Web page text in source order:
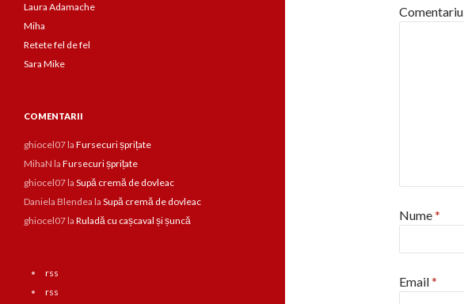
Comentariu
Nume*
Email*
Laura Adamache
Miha
Retete fel de fel
Sara Mike
COMENTARII
ghiocel07la Fursecuri șprițate
MihaN la Fursecuri șprițate
ghiocel07la Supă cremă de dovleac
Daniela Blendea la Supă cremă de dovleac
ghiocel07la Ruladă cu cașcaval și șuncă
rss
rss